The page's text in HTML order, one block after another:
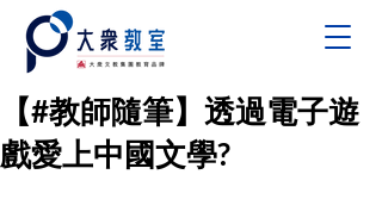
【#教師隨筆】透過電子遊
戲愛上中國文學?